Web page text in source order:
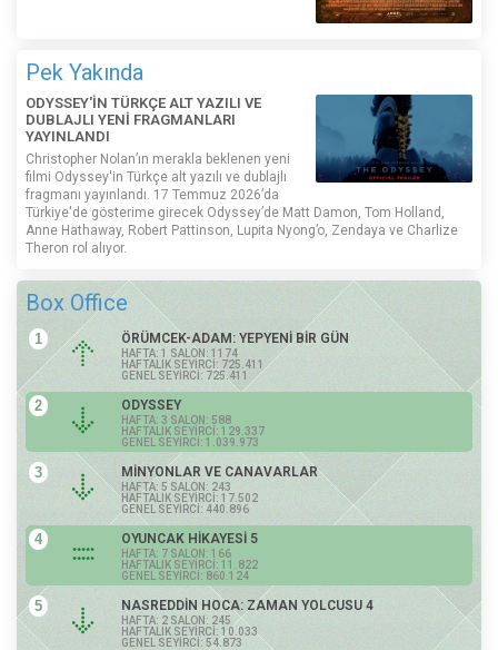
Pek Yakında
ODYSSEY'İN TÜRKÇE ALT YAZILI VE
DUBLAJLI YENİ FRAGMANLARI
YAYINLANDI
Christopher Nolan’ın merakla beklenen yeni
filmi Odyssey'in Türkçe alt yazılı ve dublajlı
fragmanı yayınlandı. 17 Temmuz 2026’da
Türkiye'de gösterime girecek Odyssey’de Matt Damon, Tom Holland,
Anne Hathaway, Robert Pattinson, Lupita Nyong’o, Zendaya ve Charlize
Theron rol alıyor.
Box Office
1 ÖRÜMCEK-ADAM: YEPYENİ BİR GÜN
HAFTA: 1 SALON: 1174
HAFTALIK SEYİRCİ: 725.411
GENEL SEYİRCİ: 725.411
2 ODYSSEY
HAFTA: 3 SALON: 588
HAFTALIK SEYİRCİ: 129.337
GENEL SEYİRCİ: 1.039.973
3 MİNYONLAR VE CANAVARLAR
HAFTA: 5 SALON: 243
HAFTALIK SEYİRCİ: 17.502
GENEL SEYİRCİ: 440.896
4 OYUNCAK HİKAYESİ 5
HAFTA: 7 SALON: 166
HAFTALIK SEYİRCİ: 11.822
GENEL SEYİRCİ: 860.124
5 NASREDDİN HOCA: ZAMAN YOLCUSU 4
HAFTA: 2 SALON: 245
HAFTALIK SEYİRCİ: 10.033
GENEL SEYİRCİ: 54.873